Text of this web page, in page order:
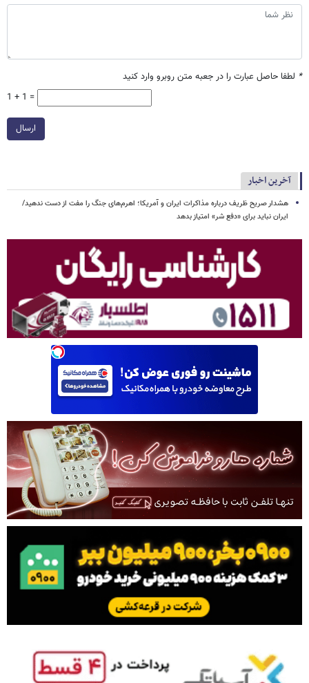
* لطفا حاصل عبارت را در جعبه متن روبرو وارد کنید
1 + 1 =
ارسال
آخرین اخبار
هشدار صریح ظریف درباره مذاکرات ایران و آمریکا؛ اهرم‌های جنگ را مفت از دست ندهید/
ایران نباید برای «دفع شر» امتیاز بدهد